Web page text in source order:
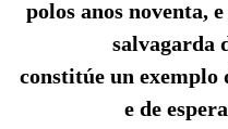
polos anos noventa,
salvagarda
constitúe un exemplo
e de